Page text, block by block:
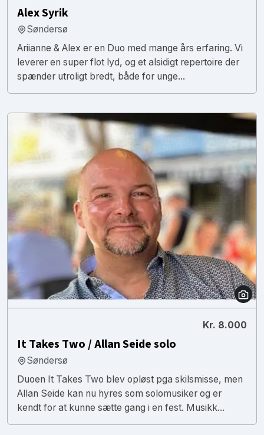
Alex Syrik
Søndersø
Ariianne & Alex er en Duo med mange års erfaring. Vi
leverer en super flot lyd, og et alsidigt repertoire der
spænder utroligt bredt, både for unge...
Kr. 8.000
It Takes Two / Allan Seide solo
Søndersø
Duoen It Takes Two blev opløst pga skilsmisse, men
Allan Seide kan nu hyres som solomusiker og er
kendt for at kunne sætte gang i en fest. Musikk...